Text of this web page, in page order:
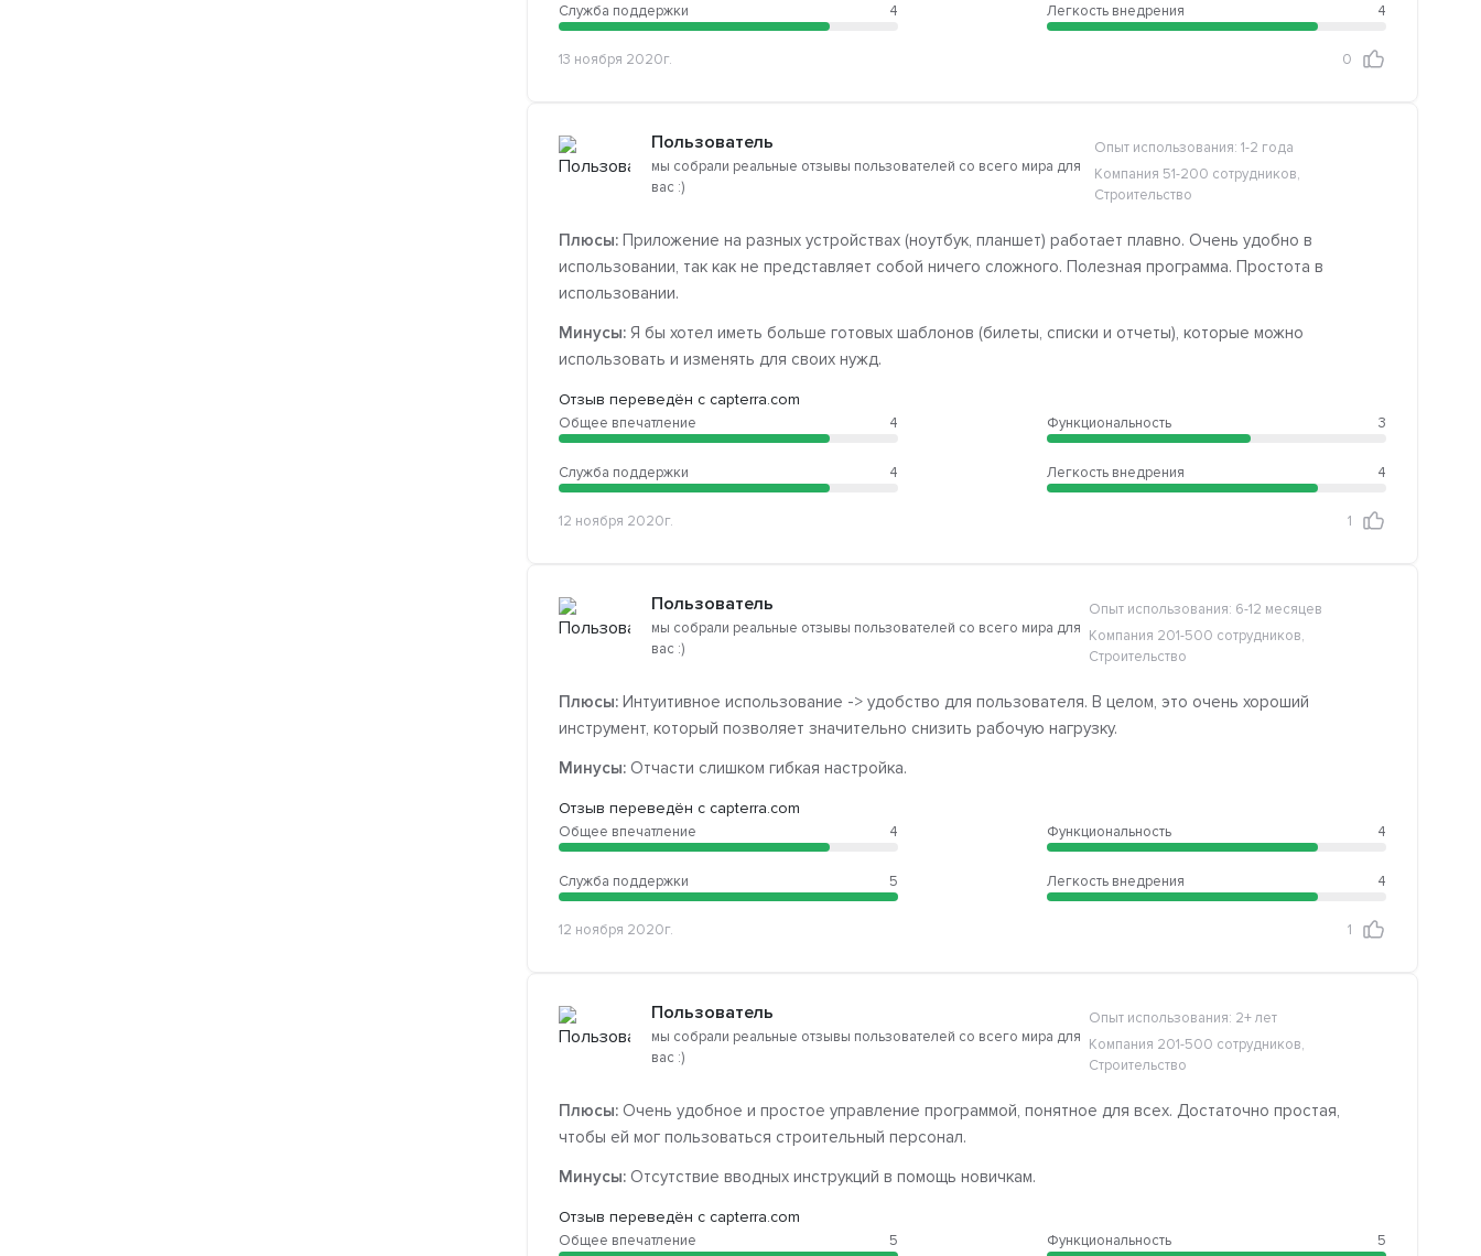
Служба поддержки 4 Легкость внедрения 4
13 ноября 2020г. 0
Пользователь
мы собрали реальные отзывы пользователей со всего мира для
вас :)
Опыт использования: 1-2 года
Компания 51-200 сотрудников,
Строительство
Плюсы: Приложение на разных устройствах (ноутбук, планшет) работает плавно. Очень удобно в
использовании, так как не представляет собой ничего сложного. Полезная программа. Простота в
использовании.
Минусы: Я бы хотел иметь больше готовых шаблонов (билеты, списки и отчеты), которые можно
использовать и изменять для своих нужд.
Отзыв переведён с capterra.com
Общее впечатление 4
Служба поддержки 4
Функциональность 3
Легкость внедрения 4
12 ноября 2020г. 1
Пользователь
мы собрали реальные отзывы пользователей со всего мира для
вас :)
Опыт использования: 6-12 месяцев
Компания 201-500 сотрудников,
Строительство
Плюсы: Интуитивное использование -> удобство для пользователя. В целом, это очень хороший
инструмент, который позволяет значительно снизить рабочую нагрузку.
Минусы: Отчасти слишком гибкая настройка.
Отзыв переведён с capterra.com
Общее впечатление 4
Служба поддержки 5
Функциональность 4
Легкость внедрения 4
12 ноября 2020г. 1
Пользователь
мы собрали реальные отзывы пользователей со всего мира для
вас :)
Опыт использования: 2+ лет
Компания 201-500 сотрудников,
Строительство
Плюсы: Очень удобное и простое управление программой, понятное для всех. Достаточно простая,
чтобы ей мог пользоваться строительный персонал.
Минусы: Отсутствие вводных инструкций в помощь новичкам.
Отзыв переведён с capterra.com
Общее впечатление 5 Функциональность 5